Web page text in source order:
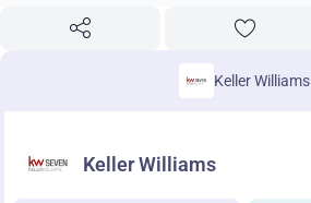
Keller Williams
Keller Williams